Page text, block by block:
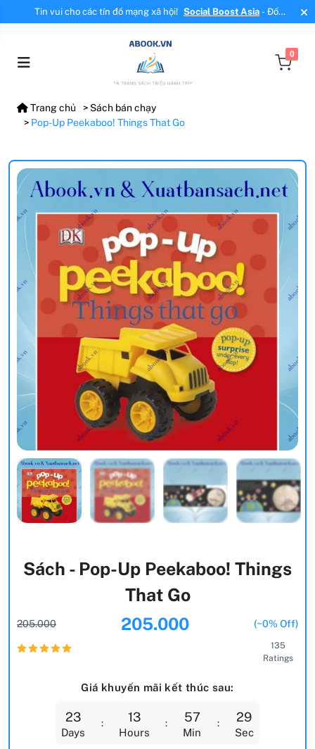
Tin vui cho các tín đồ mạng xã hội! Social Boost Asia- Đối
tác mới, cung cấp dịch vụ tăng tương tác, tăng follow uy tín!
0
Trang chủ
Sách bán chạy
Pop-Up Peekaboo! Things That Go
Sách - Pop-Up Peekaboo! Things
That Go
205.000 205.000 (~0% Off)
135
Ratings
Giá khuyến mãi kết thúc sau:
23
Days
13
Hours
57
Min
27
Sec